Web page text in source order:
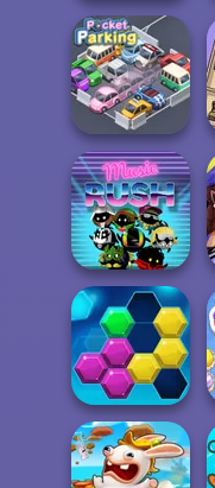
Wipe Insight
Master
Pocket Parking
Music Rush